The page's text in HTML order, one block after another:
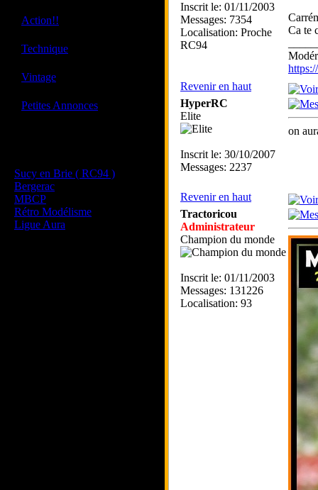
Action!!
Technique
Vintage
Petites Annonces
Sucy en Brie ( RC94 )
Bergerac
MBCP
Rétro Modélisme
Ligue Aura
Inscrit le: 01/11/2003
Messages: 7354
Localisation: Proche
RC94
Ca te
Revenir en haut
HyperRC
Elite
Inscrit le: 30/10/2007
Messages: 2237
on
Revenir en haut
Tractoricou
Administrateur
Champion du monde
Inscrit le: 01/11/2003
Messages: 131226
Localisation: 93